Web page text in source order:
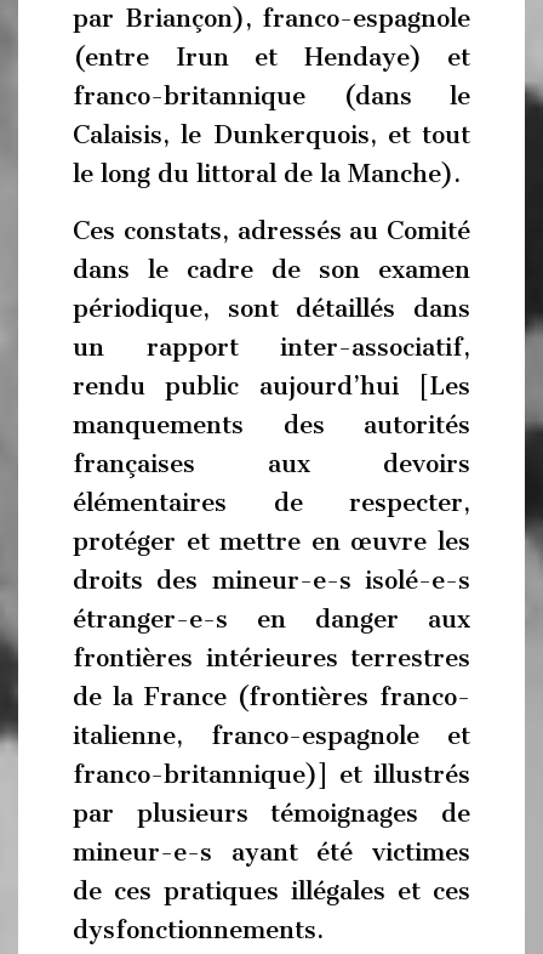
par Briançon), franco-espagnole
(entre Irun et Hendaye) et
franco-britannique (dans le
Calaisis, le Dunkerquois, et tout
le long du littoral de la Manche).
Ces constats, adressés au Comité
dans le cadre de son examen
périodique, sont détaillés dans
un rapport inter-associatif,
rendu public aujourd’hui [Les
manquements des autorités
françaises aux devoirs
élémentaires de respecter,
protéger et mettre en œuvre les
droits des mineur-e-s isolé-e-s
étranger-e-s en danger aux
frontières intérieures terrestres
de la France (frontières franco-
italienne, franco-espagnole et
franco-britannique)] et illustrés
par plusieurs témoignages de
mineur-e-s ayant été victimes
de ces pratiques illégales et ces
dysfonctionnements.